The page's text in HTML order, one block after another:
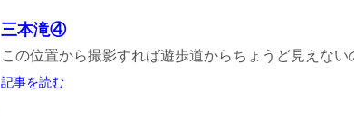
三本滝④
この位置から撮影すれば遊歩道からちょうど見えな
記事を読む